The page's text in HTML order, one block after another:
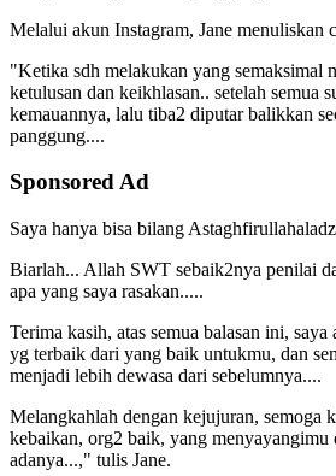
Melalui akun Instagram, Jane menuliskan
"Ketika sdh melakukan yang semaksimal
ketulusan dan keikhlasan.. setelah semua
kemauannya, lalu tiba2 diputar balikkan
panggung....
Sponsored Ad
Saya hanya bisa bilang
Biarlah... Allah SWT sebaik2nya penilai
apa yang saya rasakan.....
Terima kasih, atas semua balasan ini, saya
yg terbaik dari yang baik untukmu, dan
menjadi lebih dewasa dari sebelumnya....
Melangkahlah dengan kejujuran, semoga
kebaikan, org2 baik, yang menyayangimu
adanya...," tulis Jane.